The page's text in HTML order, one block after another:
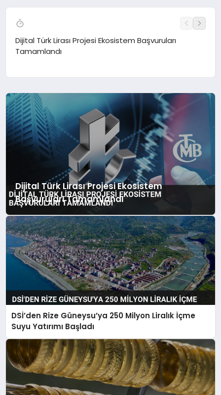
Dijital Türk Lirası Projesi Ekosistem Başvuruları
Tamamlandı
Dijital Türk Lirası Projesi Ekosistem
Başvuruları Tamamlandı
DSİ’den Rize Güneysu’ya 250 Milyon Liralık İçme
Suyu Yatırımı Başladı